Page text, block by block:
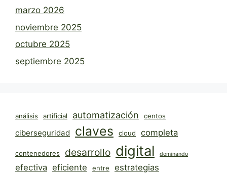
marzo 2026
noviembre 2025
octubre 2025
septiembre 2025
análisis artificial automatización centos
ciberseguridad claves cloud completa
contenedores desarrollo digital dominando
efectiva eficiente entre estrategias